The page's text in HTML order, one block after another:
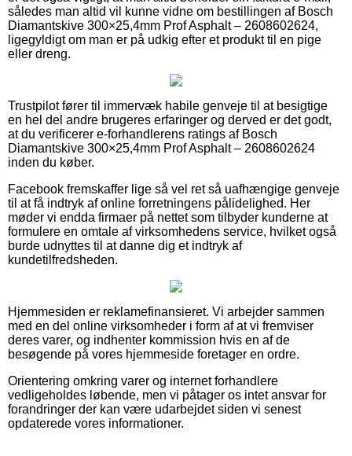
således man altid vil kunne vidne om bestillingen af Bosch
Diamantskive 300×25,4mm Prof Asphalt – 2608602624,
ligegyldigt om man er på udkig efter et produkt til en pige
eller dreng.
Trustpilot fører til immervæk habile genveje til at besigtige
en hel del andre brugeres erfaringer og derved er det godt,
at du verificerer e-forhandlerens ratings af Bosch
Diamantskive 300×25,4mm Prof Asphalt – 2608602624
inden du køber.
Facebook fremskaffer lige så vel ret så uafhængige genveje
til at få indtryk af online forretningens pålidelighed. Her
møder vi endda firmaer på nettet som tilbyder kunderne at
formulere en omtale af virksomhedens service, hvilket også
burde udnyttes til at danne dig et indtryk af
kundetilfredsheden.
Hjemmesiden er reklamefinansieret. Vi arbejder sammen
med en del online virksomheder i form af at vi fremviser
deres varer, og indhenter kommission hvis en af de
besøgende på vores hjemmeside foretager en ordre.
Orientering omkring varer og internet forhandlere
vedligeholdes løbende, men vi påtager os intet ansvar for
forandringer der kan være udarbejdet siden vi senest
opdaterede vores informationer.